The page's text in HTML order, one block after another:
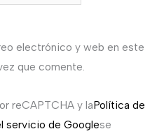
electrónico y web en este
que comente.
reCAPTCHA y laPolítica de
servicio de Googlese